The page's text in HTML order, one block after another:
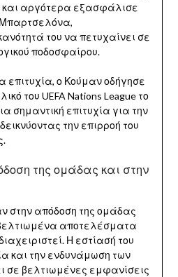
και αργότερα εξασφάλισε
Μπαρτσελόνα,
του να πετυχαίνει σε
ποδοσφαίρου.
επιτυχία, ο Κούμαν οδήγησε
του UEFA Nations League το
σημαντική επιτυχία για την
την επιρροή του
της ομάδας και στην
στην απόδοση της ομάδας
αποτελέσματα
Η εστίασή του
και την ενδυνάμωση των
σε βελτιωμένες εμφανίσεις